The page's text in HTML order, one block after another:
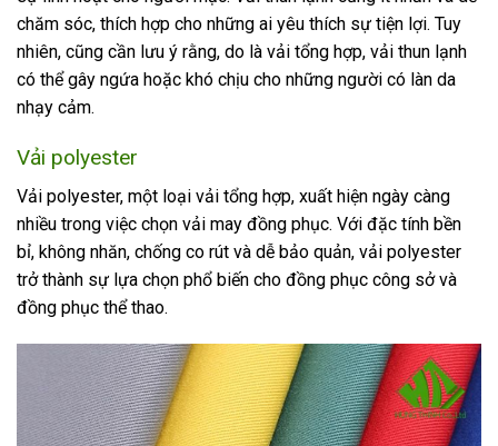
chăm sóc, thích hợp cho những ai yêu thích sự tiện lợi. Tuy
nhiên, cũng cần lưu ý rằng, do là vải tổng hợp, vải thun lạnh
có thể gây ngứa hoặc khó chịu cho những người có làn da
nhạy cảm.
Vải polyester
Vải polyester, một loại vải tổng hợp, xuất hiện ngày càng
nhiều trong việc chọn vải may đồng phục. Với đặc tính bền
bỉ, không nhăn, chống co rút và dễ bảo quản, vải polyester
trở thành sự lựa chọn phổ biến cho đồng phục công sở và
đồng phục thể thao.